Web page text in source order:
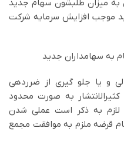
میزان طلبشون سهام جدید
موجب افزایش سرمایه شرکت
به سهامداران جدید
و یا جلو گیری از ضرردهی
به صورت محدود
به ذکر است عملی شدن
قرضه ملزم به موافقت مجمع